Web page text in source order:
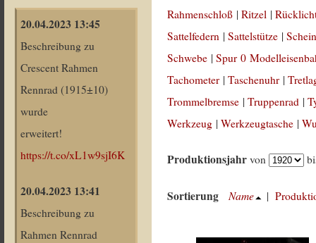
20.04.2023 13:45
Beschreibung zu
Crescent Rahmen
Rennrad (1915±10)
wurde
erweitert!
https://t.co/xL1w9sjI6K
20.04.2023 13:41
Beschreibung zu
Rahmen Rennrad
Rahmenschloß |Ritzel |
Sattelfedern |Sattelstütze |
Schwebe |Spur 0
Tachometer |Taschenuhr |
Trommelbremse |Truppenrad |
Werkzeug |Werkzeugtasche |
Produktionsjahr von
Sortierung Name |